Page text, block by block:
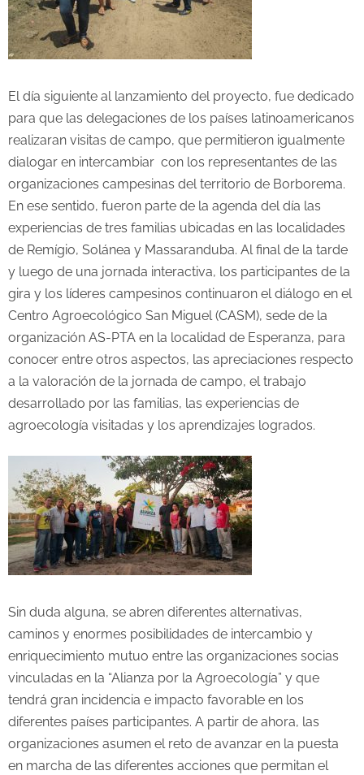
El día siguiente al lanzamiento del proyecto, fue dedicado
para que las delegaciones de los países latinoamericanos
realizaran visitas de campo, que permitieron igualmente
dialogar en intercambiar con los representantes de las
organizaciones campesinas del territorio de Borborema.
En ese sentido, fueron parte de la agenda del día las
experiencias de tres familias ubicadas en las localidades
de Remígio, Solánea y Massaranduba. Al final de la tarde
y luego de una jornada interactiva, los participantes de la
gira y los líderes campesinos continuaron el diálogo en el
Centro Agroecológico San Miguel (CASM), sede de la
organización AS-PTA en la localidad de Esperanza, para
conocer entre otros aspectos, las apreciaciones respecto
a la valoración de la jornada de campo, el trabajo
desarrollado por las familias, las experiencias de
agroecología visitadas y los aprendizajes logrados.
Sin duda alguna, se abren diferentes alternativas,
caminos y enormes posibilidades de intercambio y
enriquecimiento mutuo entre las organizaciones socias
vinculadas en la “Alianza por la Agroecología” y que
tendrá gran incidencia e impacto favorable en los
diferentes países participantes. A partir de ahora, las
organizaciones asumen el reto de avanzar en la puesta
en marcha de las diferentes acciones que permitan el